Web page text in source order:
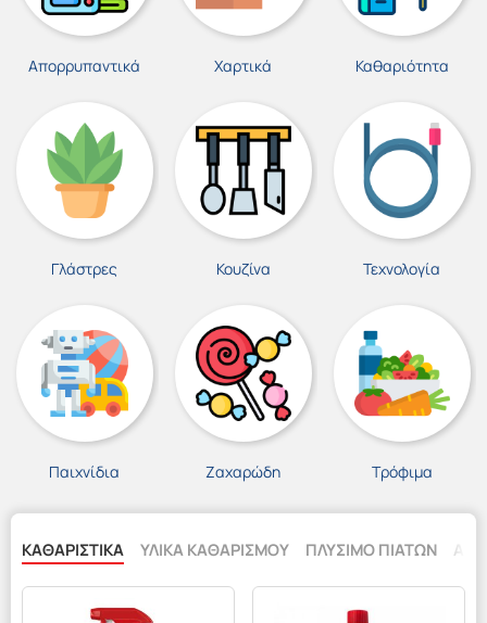
Απορρυπαντικά Χαρτικά Καθαριότητα
Γλάστρες Κουζίνα Τεχνολογία
Παιχνίδια Ζαχαρώδη Τρόφιμα
ΚΑΘΑΡΙΣΤΙΚΑ ΥΛΙΚΑ ΚΑΘΑΡΙΣΜΟΥ ΠΛΥΣΙΜΟ ΠΙΑΤΩΝ